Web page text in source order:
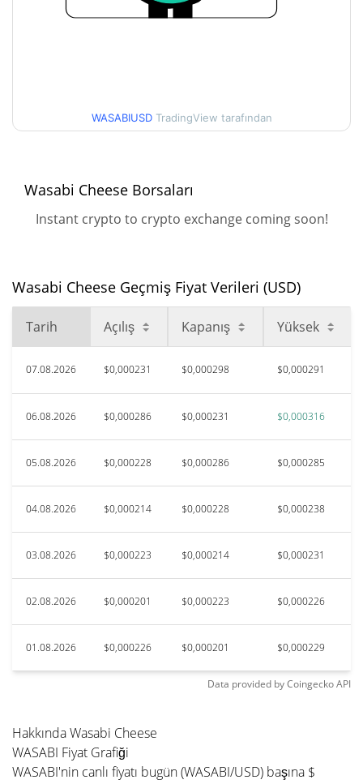
Haz 16, 2026 (1 ay önce)
77.60%
Nis 19, 2026 (3 ay önce)
166.27%
WASABIUSD TradingView tarafından
Wasabi Cheese Borsaları
Instant crypto to crypto exchange coming soon!
Wasabi Cheese Geçmiş Fiyat Verileri (USD)
Tarih Açılış Kapanış Yüksek
07.08.2026 $0,000231 $0,000298 $0,000291
06.08.2026 $0,000286 $0,000231 $0,000316
05.08.2026 $0,000228 $0,000286 $0,000285
04.08.2026 $0,000214 $0,000228 $0,000238
03.08.2026 $0,000223 $0,000214 $0,000231
02.08.2026 $0,000201 $0,000223 $0,000226
01.08.2026 $0,000226 $0,000201 $0,000229
Data provided byCoingeckoAPI
Hakkında Wasabi Cheese
WASABI Fiyat Grafiği
WASABI'nin canlı fiyatı bugün (WASABI/USD) başına $